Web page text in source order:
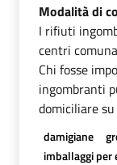
Modalità di
I rifiuti
centri
Chi fosse
ingombranti
domiciliare
damigiane
imballaggi per